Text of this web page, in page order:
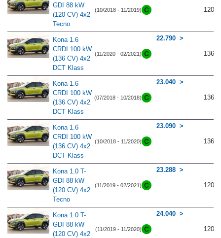
GDI 88 kW
(120 CV) 4x2
Tecno
(10/2018 - 11/2019) 120
Kona 1.6
CRDI 100 kW
(136 CV) 4x2
DCT Klass
(11/2020 - 02/2021)
22.790
136
Kona 1.6
CRDI 100 kW
(136 CV) 4x2
DCT Klass
(07/2018 - 10/2018)
23.040
136
Kona 1.6
CRDI 100 kW
(136 CV) 4x2
DCT Klass
(10/2018 - 11/2020)
23.090
136
Kona 1.0 T-
GDI 88 kW
(120 CV) 4x2
Tecno
(11/2019 - 02/2021)
23.288
120
Kona 1.0 T-
GDI 88 kW
(120 CV) 4x2
(11/2019 - 11/2020)
24.040
120